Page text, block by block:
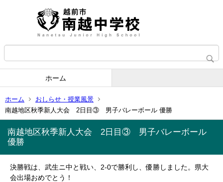
ホーム
ホーム
おしらせ・授業風景
南越地区秋季新人大会 2日目③ 男子バレーボール 優勝
南越地区秋季新人大会 2日目③ 男子バレーボール
優勝
決勝戦は、武生ニ中と戦い、2-0で勝利し、優勝しました。県大
会出場おめでとう！